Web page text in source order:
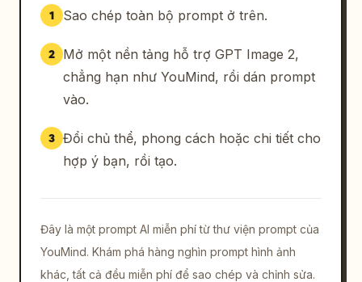
1 Sao chép toàn bộ prompt ở trên.
2
Mở một nền tảng hỗ trợ GPT Image 2,
chẳng hạn như YouMind, rồi dán prompt
vào.
3 Đổi chủ thể, phong cách hoặc chi tiết cho
hợp ý bạn, rồi tạo.
Đây là một prompt AI miễn phí từ thư viện prompt của
YouMind. Khám phá hàng nghìn prompt hình ảnh
khác, tất cả đều miễn phí để sao chép và chỉnh sửa.